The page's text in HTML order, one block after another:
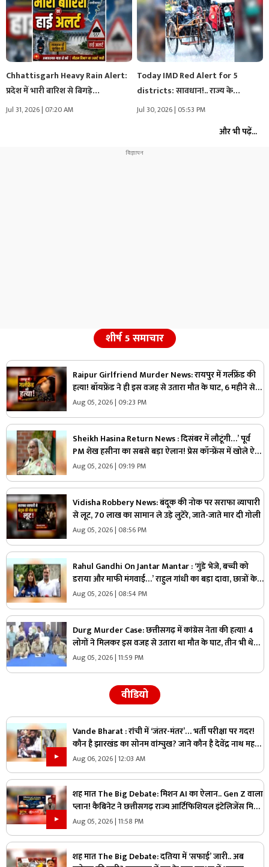
Chhattisgarh Heavy Rain Alert:
प्रदेश में भारी बारिश से बिगड़े…
Jul 31, 2026 | 07:20 AM
Today IMD Red Alert for 5
districts: सावधान!.. राज्य के…
Jul 30, 2026 | 05:53 PM
और भी पढ़ें...
शीर्ष 5 समाचार
Raipur Girlfriend Murder News: रायपुर में गर्लफ्रेंड की
हत्या! बॉयफ्रेंड ने ही इस वजह से उतारा मौत के घाट, 6 महीने से
रह रहे थे लिव इन में
Aug 05, 2026 | 09:23 PM
Sheikh Hasina Return News : दिसंबर में लौटूंगी…’ पूर्व
PM शेख हसीना का सबसे बड़ा ऐलान! प्रेस कॉन्फ्रेंस में खोले ऐसे
राज, मच सकता है सियासी भूचाल
Aug 05, 2026 | 09:19 PM
Vidisha Robbery News: बंदूक की नोक पर सराफा व्यापारी
से लूट, 70 लाख का सामान ले उड़े लुटेरे, जाते-जाते मार दी गोली
Aug 05, 2026 | 08:56 PM
Rahul Gandhi On Jantar Mantar : ‘गुंडे भेजे, बच्ची को
डराया और माफी मंगवाई…’ राहुल गांधी का बड़ा दावा, छात्रों के
साथ खोला मोर्चा
Aug 05, 2026 | 08:54 PM
Durg Murder Case: छत्तीसगढ़ में कांग्रेस नेता की हत्या! 4
लोगों ने मिलकर इस वजह से उतारा था मौत के घाट, तीन भी थे
वारदात में शामिल
Aug 05, 2026 | 11:59 PM
वीडियो
Vande Bharat : रांची में ‘जंतर-मंतर’… भर्ती परीक्षा पर गदर!
कौन है झारखंड का सोनम वांग्चुख? जाने कौन है देवेंद्र नाथ महतो
?
Aug 06, 2026 | 12:03 AM
शह मात The Big Debate: मिशन AI का ऐलान.. Gen Z वाला
प्लान! कैबिनेट ने छत्तीसगढ़ राज्य आर्टिफिशियल इंटेलिजेंस मिशन
को दी मंजूरी, क्या Gen Z को ध्यान में रखकर तैयार किया गया
प्लान?
Aug 05, 2026 | 11:58 PM
शह मात The Big Debate: दतिया में ‘सफाई’ जारी.. अब